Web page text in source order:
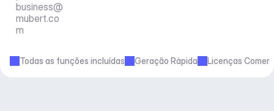
business@
mubert.co
m
Todas as funções incluídas Geração Rápida Licenças